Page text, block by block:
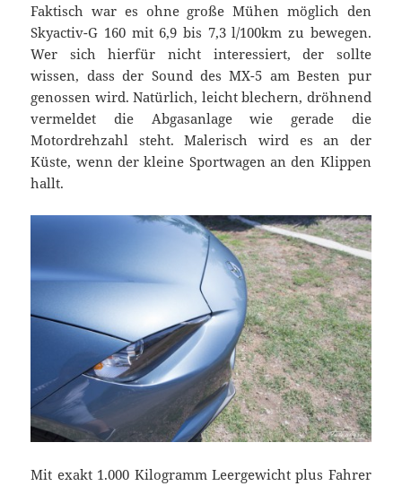
Faktisch war es ohne große Mühen möglich den
Skyactiv-G 160 mit 6,9 bis 7,3 l/100km zu bewegen.
Wer sich hierfür nicht interessiert, der sollte
wissen, dass der Sound des MX-5 am Besten pur
genossen wird. Natürlich, leicht blechern, dröhnend
vermeldet die Abgasanlage wie gerade die
Motordrehzahl steht. Malerisch wird es an der
Küste, wenn der kleine Sportwagen an den Klippen
hallt.
Mit exakt 1.000 Kilogramm Leergewicht plus Fahrer